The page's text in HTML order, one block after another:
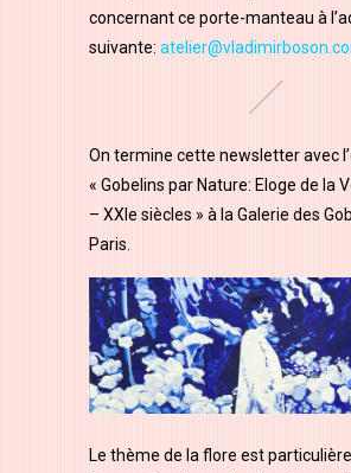
concernant ce porte-manteau à
suivante:
On termine cette newsletter avec
« Gobelins par Nature: Eloge de la
– XXle siècles » à la Galerie des
Paris.
Le thème de la flore est